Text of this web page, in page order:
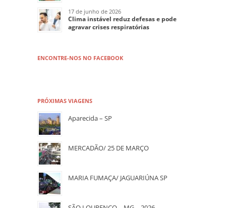
17 de junho de 2026
Clima instável reduz defesas e pode
agravar crises respiratórias
ENCONTRE-NOS NO FACEBOOK
PRÓXIMAS VIAGENS
Aparecida – SP
MERCADÃO/ 25 DE MARÇO
MARIA FUMAÇA/ JAGUARIÚNA SP